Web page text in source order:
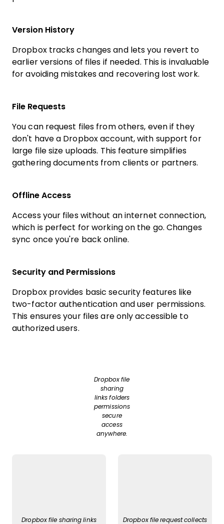
Version History
Dropbox tracks changes and lets you revert to
earlier versions of files if needed. This is invaluable
for avoiding mistakes and recovering lost work.
File Requests
You can request files from others, even if they
don't have a Dropbox account, with support for
large file size uploads. This feature simplifies
gathering documents from clients or partners.
Offline Access
Access your files without an internet connection,
which is perfect for working on the go. Changes
sync once you're back online.
Security and Permissions
Dropbox provides basic security features like
two-factor authentication and user permissions.
This ensures your files are only accessible to
authorized users.
Dropbox file
sharing
links folders
permissions
secure
access
anywhere.
Dropbox file sharing links
Dropbox file request collects